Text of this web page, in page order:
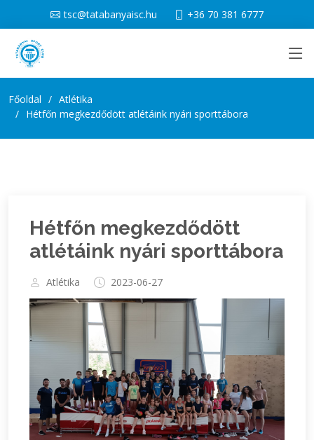
tsc@tatabanyaisc.hu +36 70 381 6777
Főoldal
Atlétika
Hétfőn megkezdődött atlétáink nyári sporttábora
Hétfőn megkezdődött
atlétáink nyári sporttábora
Atlétika 2023-06-27